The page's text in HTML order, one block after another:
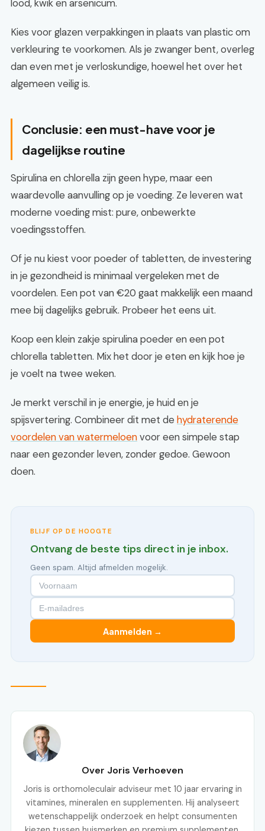
lood, kwik en arsenicum.
Kies voor glazen verpakkingen in plaats van plastic om
verkleuring te voorkomen. Als je zwanger bent, overleg
dan even met je verloskundige, hoewel het over het
algemeen veilig is.
Conclusie: een must-have voor je
dagelijkse routine
Spirulina en chlorella zijn geen hype, maar een
waardevolle aanvulling op je voeding. Ze leveren wat
moderne voeding mist: pure, onbewerkte
voedingsstoffen.
Of je nu kiest voor poeder of tabletten, de investering
in je gezondheid is minimaal vergeleken met de
voordelen. Een pot van €20 gaat makkelijk een maand
mee bij dagelijks gebruik. Probeer het eens uit.
Koop een klein zakje spirulina poeder en een pot
chlorella tabletten. Mix het door je eten en kijk hoe je
je voelt na twee weken.
Je merkt verschil in je energie, je huid en je
spijsvertering. Combineer dit met de hydraterende
voordelen van watermeloenvoor een simpele stap
naar een gezonder leven, zonder gedoe. Gewoon
doen.
BLIJF OP DE HOOGTE
Ontvang de beste tips direct in je inbox.
Geen spam. Altijd afmelden mogelijk.
Aanmelden →
Over Joris Verhoeven
Joris is orthomoleculair adviseur met 10 jaar ervaring in
vitamines, mineralen en supplementen. Hij analyseert
wetenschappelijk onderzoek en helpt consumenten